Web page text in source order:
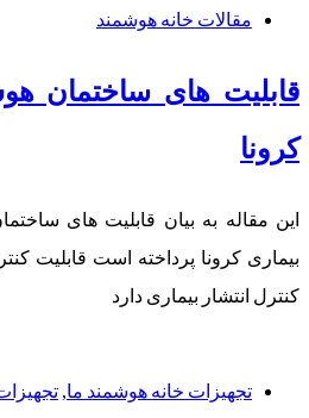
مقالات خانه هوشمند
قابلیت های ساختمان
کرونا
این مقاله به بیان قابلیت های
بیماری کرونا پرداخته است قابلیت
کنترل انتشار بیماری دارد
تجهیزات خانه هوشمند ما,